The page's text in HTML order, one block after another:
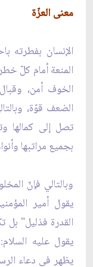
معنى العزّة
الإنسان
المنعة أمام كلّ
الخوف أمن،
الضعف قوّة،
تصل إلى كمالها
بجميع مراتبها
وبالتالي فإنّ
يقول أمير
القدرة فذليل" بل
يقول عليه
يظهر في دعاء